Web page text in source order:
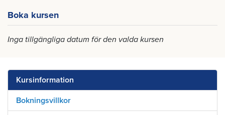
Boka kursen
Inga tillgängliga datum för den valda kursen
Kursinformation
Bokningsvillkor